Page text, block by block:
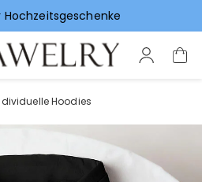
Hochzeitsgeschenke
Hoodies